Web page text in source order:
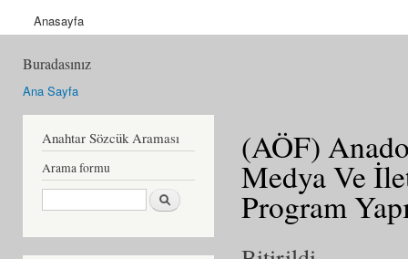
Anasayfa
Buradasınız
Ana Sayfa
Anahtar Sözcük Araması
Arama formu
Ara
(AÖF)
Medya Ve
Program